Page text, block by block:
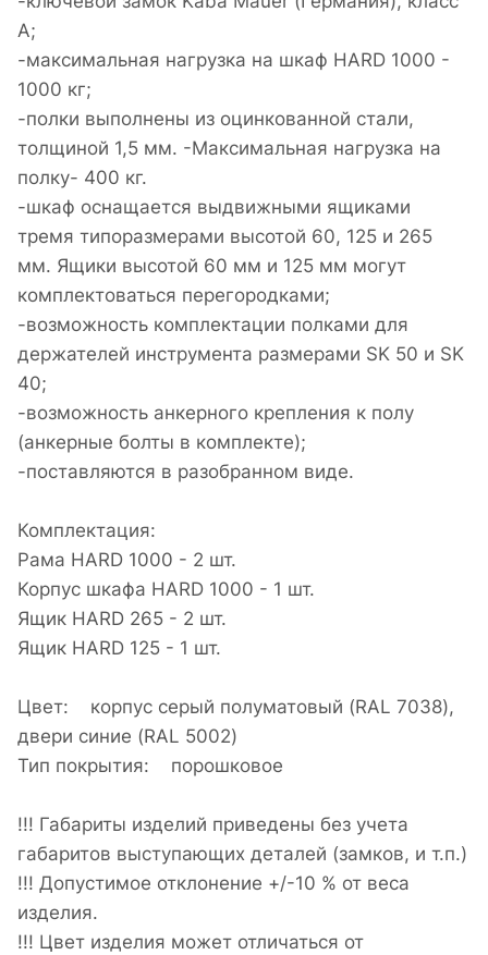
A;
-максимальная нагрузка на шкаф HARD 1000 -
1000 кг;
-полки выполнены из оцинкованной стали,
толщиной 1,5 мм. -Максимальная нагрузка на
полку- 400 кг.
-шкаф оснащается выдвижными ящиками
тремя типоразмерами высотой 60, 125 и 265
мм. Ящики высотой 60 мм и 125 мм могут
комплектоваться перегородками;
-возможность комплектации полками для
держателей инструмента размерами SK 50 и SK
40;
-возможность анкерного крепления к полу
(анкерные болты в комплекте);
-поставляются в разобранном виде.
Комплектация:
Рама HARD 1000 - 2 шт.
Корпус шкафа HARD 1000 - 1 шт.
Ящик HARD 265 - 2 шт.
Ящик HARD 125 - 1 шт.
Цвет: корпус серый полуматовый (RAL 7038),
двери синие (RAL 5002)
Тип покрытия: порошковое
!!! Габариты изделий приведены без учета
габаритов выступающих деталей (замков, и т.п.)
!!! Допустимое отклонение +/-10 % от веса
изделия.
!!! Цвет изделия может отличаться от